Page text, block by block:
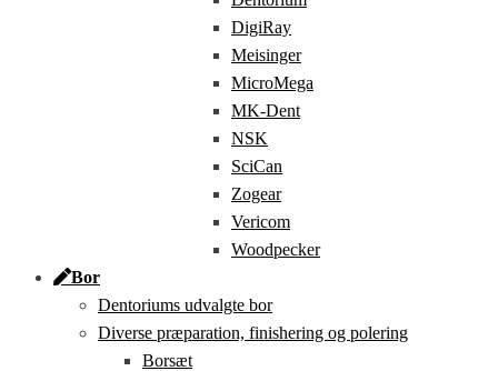
DigiRay
Meisinger
MicroMega
MK-Dent
NSK
SciCan
Zogear
Vericom
Woodpecker
Bor
Dentoriums udvalgte bor
Diverse præparation, finishering og polering
Borsæt